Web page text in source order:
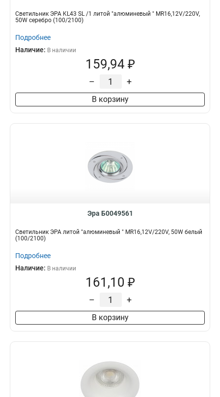
Светильник ЭРА KL43 SL /1 литой "алюминевый " MR16,12V/220V,
50W серебро (100/2100)
Подробнее
Наличие: В наличии
159,94 ₽
– +
В корзину
Эра Б0049561
Светильник ЭРА литой "алюминевый " MR16,12V/220V, 50W белый
(100/2100)
Подробнее
Наличие: В наличии
161,10 ₽
– +
В корзину